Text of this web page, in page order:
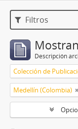
Filtros
Descripción
Medellín (Colombia)